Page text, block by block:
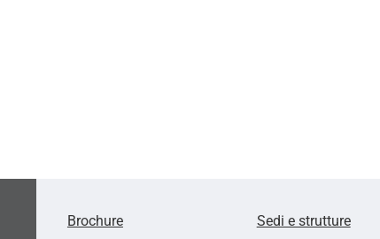
Brochure
Sedi e strutture